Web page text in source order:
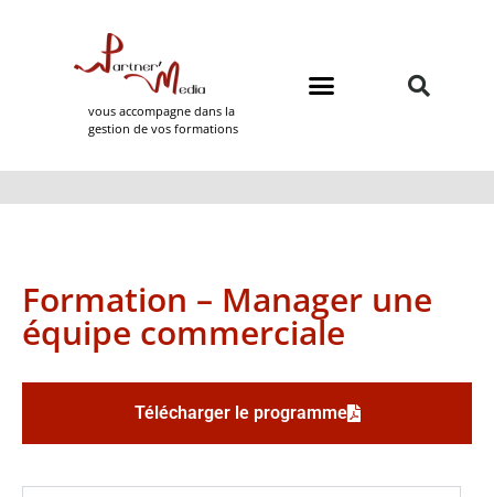
vous accompagne dans la
gestion de vos formations
Formation – Manager une
équipe commerciale
Télécharger le programme